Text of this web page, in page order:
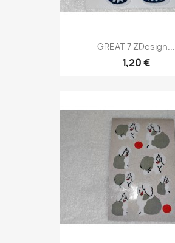
GREAT 7 ZDesign...
1,20 €